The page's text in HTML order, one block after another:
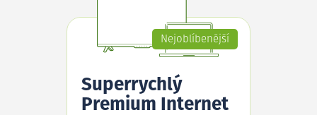
Nejoblíbenější
Superrychlý
Premium Internet